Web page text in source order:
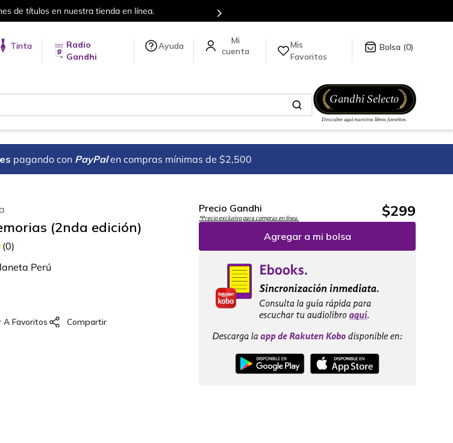
de títulos en nuestra tienda en línea.
Tinta
Radio
Gandhi
Ayuda
Mis
Favoritos
0
pagando con PayPal en compras mínimas de $2,500
(2nda edición)
(0)
Perú
Precio Gandhi
*Precio exclusivo para compras en línea. $299
Agregar a mi bolsa